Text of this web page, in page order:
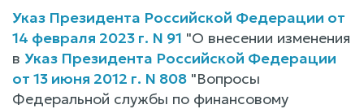
Указ Президента Российской Федерации от
14 февраля 2023 г. N 91 "О внесении изменения
в Указ Президента Российской Федерации
от 13 июня 2012 г. N 808 "Вопросы
Федеральной службы по финансовому